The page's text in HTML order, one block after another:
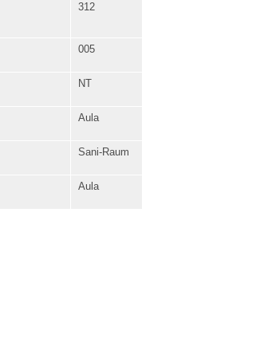
312
005
NT
Aula
Sani-Raum
Aula